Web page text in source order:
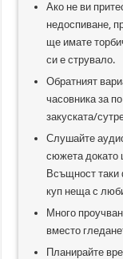
Ако не ви
недоспиване,
ще имате
си е струвало.
Обратният
часовника за
закуската/
Слушайте
сюжета докато
Всъщност таки
куп неща с
Много
вместо
Планирайте